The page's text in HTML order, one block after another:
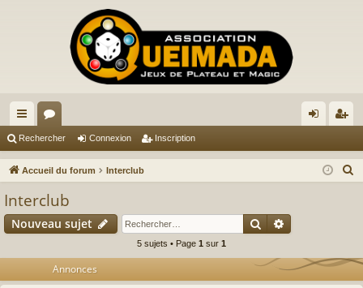
ac
co
s
or
u ne cri
Rechercher Connexion Inscription
Accueil du forum Interclub
r
Interclub
Nouveau sujet Rechercher
5 sujets • Page 1 sur 1
Annonces